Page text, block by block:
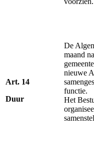
Art. 14
Duur
De
maand
nieuwe
functie.
Het